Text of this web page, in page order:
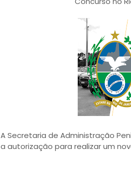
A Secretaria de Administração
a autorização para realizar um